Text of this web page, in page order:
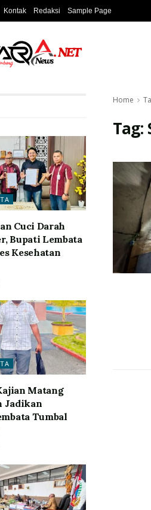
Kontak Redaksi Sample Page
Home
Tag:
Cuci Darah
Bupati Lembata
Kesehatan
Matang
Jadikan
Tumbal